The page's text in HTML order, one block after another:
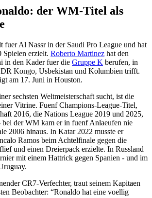
der WM-Titel als
fuer Al Nassr in der Saudi Pro League und hat
Spielen erzielt. Roberto Martinez hat den
in den Kader fuer die Gruppe K berufen, in
Kongo, Usbekistan und Kolumbien trifft.
am 17. Juni in Houston.
sechsten Weltmeisterschaft sucht, ist die
Vitrine. Fuenf Champions-League-Titel,
2016, die Nations League 2019 und 2025,
bei der WM kam er in fuenf Anlaeufen nie
2006 hinaus. In Katar 2022 musste er
Ramos beim Achtelfinale gegen die
und einen Dreierpack erzielte. In Russland
mit einem Hattrick gegen Spanien - und im
CR7-Verfechter, traut seinem Kapitaen
Beobachter: “Ronaldo hat eine voellig